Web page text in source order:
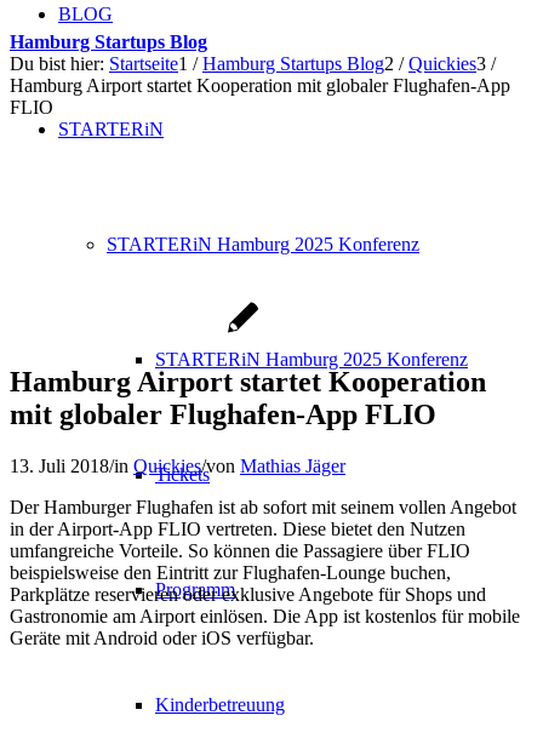
BLOG
STARTERiN
STARTERiN Hamburg 2025 Konferenz
STARTERiN Hamburg 2025 Konferenz
Tickets
Programm
Kinderbetreuung
Hamburg Startups Blog
Du bist hier: Startseite1 / Hamburg Startups Blog2 / Quickies3 /
Hamburg Airport startet Kooperation mit globaler Flughafen-App
FLIO
Hamburg Airport startet Kooperation
mit globaler Flughafen-App FLIO
13. Juli 2018/in Quickies/von Mathias Jäger
Der Hamburger Flughafen ist ab sofort mit seinem vollen Angebot
in der Airport-App FLIO vertreten. Diese bietet den Nutzen
umfangreiche Vorteile. So können die Passagiere über FLIO
beispielsweise den Eintritt zur Flughafen-Lounge buchen,
Parkplätze reservieren oder exklusive Angebote für Shops und
Gastronomie am Airport einlösen. Die App ist kostenlos für mobile
Geräte mit Android oder iOS verfügbar.